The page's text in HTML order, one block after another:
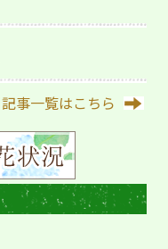
記事一覧はこちら